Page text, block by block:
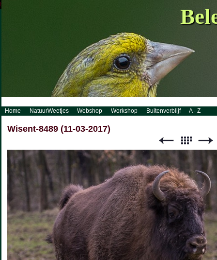
http://www.visueelconcept.nl/sitemap.xml.gz
Home NatuurWeetjes Webshop Workshop Buitenverblijf A - Z
Wisent-8489 (11-03-2017)